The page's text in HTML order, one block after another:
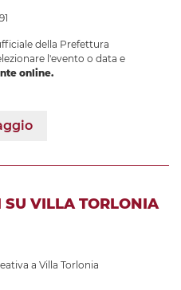
della Prefettura
l'evento o data e
online.
SU VILLA TORLONIA
a Villa Torlonia